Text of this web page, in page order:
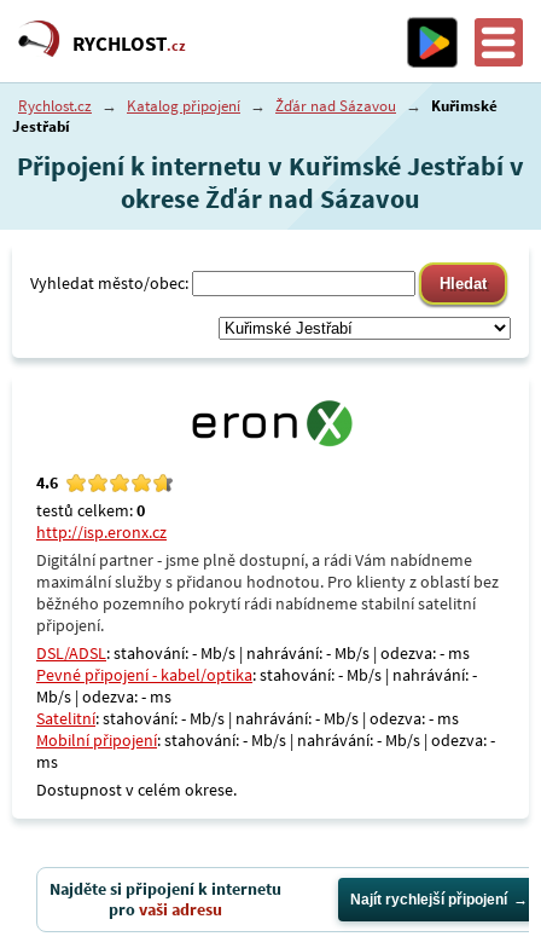
RYCHLOST.cz
Rychlost.cz → Katalog připojení → Žďár nad Sázavou →
Kuřimské
Jestřabí
Připojení k internetu v Kuřimské Jestřabí v
okrese Žďár nad Sázavou
Vyhledat město/obec:
4.6
testů celkem:0
http://isp.eronx.cz
Digitální partner - jsme plně dostupní, a rádi Vám nabídneme
maximální služby s přidanou hodnotou. Pro klienty z oblastí bez
běžného pozemního pokrytí rádi nabídneme stabilní satelitní
připojení.
DSL/ADSL: stahování: - Mb/s | nahrávání: - Mb/s | odezva: - ms
Pevné připojení - kabel/optika: stahování: - Mb/s | nahrávání: -
Mb/s | odezva: - ms
Satelitní: stahování: - Mb/s | nahrávání: - Mb/s | odezva: - ms
Mobilní připojení: stahování: - Mb/s | nahrávání: - Mb/s | odezva: -
ms
Dostupnost v celém okrese.
Najděte si připojení k internetu
provaši adresu Najít rychlejší připojení